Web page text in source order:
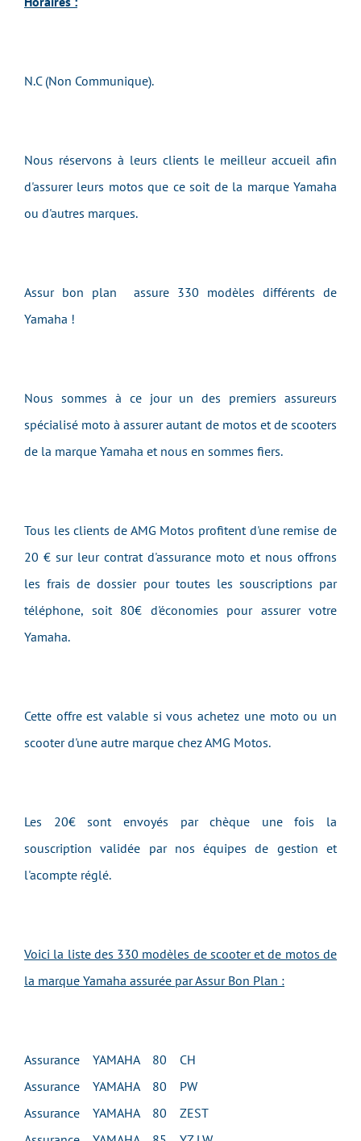
N.C (Non Communique).
Nous réservons à leurs clients le meilleur accueil afin
d'assurer leurs motos que ce soit de la marque Yamaha
ou d'autres marques.
Assur bon plan assure 330 modèles différents de
Yamaha !
Nous sommes à ce jour un des premiers assureurs
spécialisé moto à assurer autant de motos et de scooters
de la marque Yamaha et nous en sommes fiers.
Tous les clients de AMG Motos profitent d'une remise de
20 € sur leur contrat d'assurance moto et nous offrons
les frais de dossier pour toutes les souscriptions par
téléphone, soit 80€ d'économies pour assurer votre
Yamaha.
Cette offre est valable si vous achetez une moto ou un
scooter d'une autre marque chez AMG Motos.
Les 20€ sont envoyés par chèque une fois la
souscription validée par nos équipes de gestion et
l'acompte réglé.
Voici la liste des 330 modèles de scooter et de motos de
la marque Yamaha assurée par Assur Bon Plan :
Assurance YAMAHA 80 CH
Assurance YAMAHA 80 PW
Assurance YAMAHA 80 ZEST